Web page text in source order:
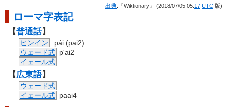
出典:『Wiktionary』 (2018/07/05 05:17 UTC 版)
ローマ字表記
【普通話】
ピンイン
pái (pai2)
ウェード式 p'ai2
イェール式
【広東語】
ウェード式
イェール式 paai4